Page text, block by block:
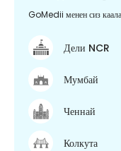
GoMedii менен сиз
Дели NCR
Мумбай
Ченнай
Колкута